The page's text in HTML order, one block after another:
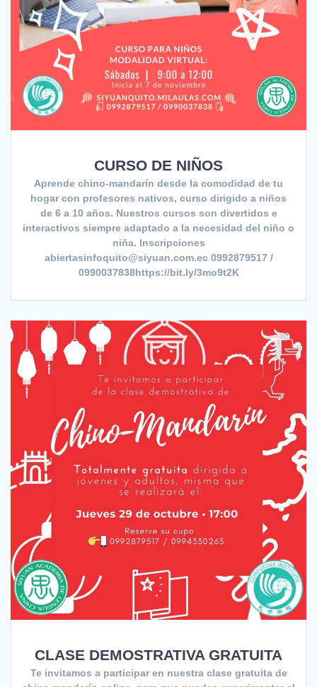
CURSO DE NIÑOS
Aprende chino-mandarín desde la comodidad de tu
hogar con profesores nativos, curso dirigido a niños
de 6 a 10 años. Nuestros cursos son divertidos e
interactivos siempre adaptado a la necesidad del niño o
niña. Inscripciones
abiertasinfoquito@siyuan.com.ec 0992879517 /
0990037838https://bit.ly/3mo9t2K
CLASE DEMOSTRATIVA GRATUITA
Te invitamos a participar en nuestra clase gratuita de